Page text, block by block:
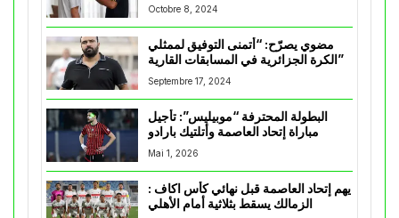
Octobre 8, 2024
مضوي يصرّح: “أتمنى التوفيق لممثلي
الكرة الجزائرية في المسابقات القارية”
Septembre 17, 2024
البطولة المحترفة “موبيليس”: تأجيل
مباراة إتحاد العاصمة وأتلتيك بارادو
Mai 1, 2026
يهم إتحاد العاصمة قبل نهائي كأس اكاف :